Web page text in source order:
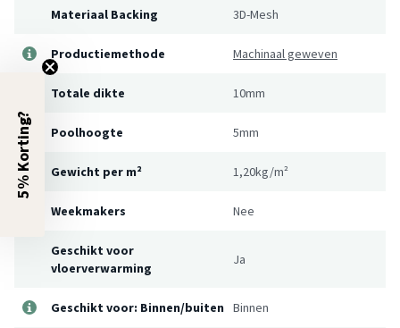
Materiaal Backing 3D-Mesh
Productiemethode Machinaal geweven
Totale dikte 10mm
Poolhoogte 5mm
Gewicht per m² 1,20kg/m²
Weekmakers Nee
Geschikt voor
vloerverwarming
Ja
Geschikt voor: Binnen/buiten Binnen
5% Korting?